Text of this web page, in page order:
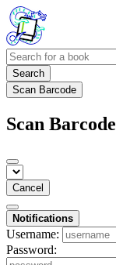
Search
Scan Barcode
Scan Barcode
Cancel
Notifications
Username:
Password: